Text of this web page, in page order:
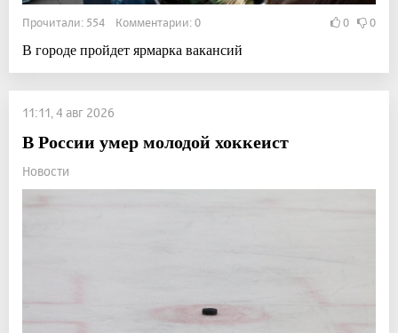
Прочитали: 554 Комментарии: 0 0 0
В городе пройдет ярмарка вакансий
11:11, 4 авг 2026
В России умер молодой хоккеист
Новости